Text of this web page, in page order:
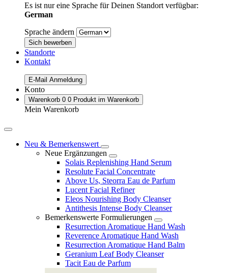
Es ist nur eine Sprache für Deinen Standort verfügbar:
German
Sprache ändern
Sich bewerben
Standorte
Kontakt
E-Mail Anmeldung
Konto
Warenkorb 0 0 Produkt im Warenkorb
Mein Warenkorb
Neu & Bemerkenswert
Neue Ergänzungen
Solais Replenishing Hand Serum
Resolute Facial Concentrate
Above Us, Steorra Eau de Parfum
Lucent Facial Refiner
Eleos Nourishing Body Cleanser
Antithesis Intense Body Cleanser
Bemerkenswerte Formulierungen
Resurrection Aromatique Hand Wash
Reverence Aromatique Hand Wash
Resurrection Aromatique Hand Balm
Geranium Leaf Body Cleanser
Tacit Eau de Parfum